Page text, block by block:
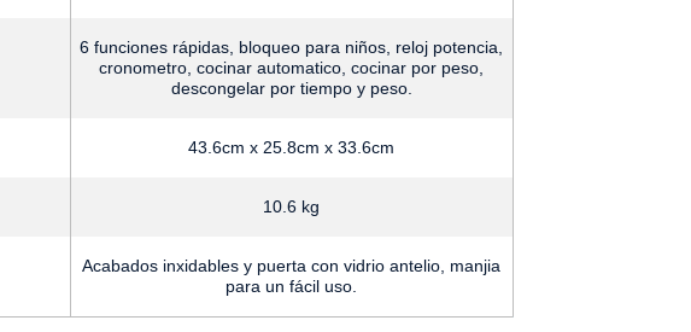
6 funciones rápidas, bloqueo para niños, reloj potencia,
cronometro, cocinar automatico, cocinar por peso,
descongelar por tiempo y peso.
43.6cm x 25.8cm x 33.6cm
10.6 kg
acabados inxidables y puerta con vidrio antelio, manjia
para un fácil uso.